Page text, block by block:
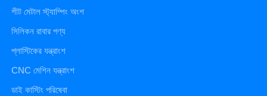
শীট মেটাল স্ট্যাম্পিং অংশ
সিলিকন রাবার পণ্য
প্লাস্টিকের যন্ত্রাংশ
CNC মেশিন যন্ত্রাংশ
ডাই কাস্টিং পরিষেবা